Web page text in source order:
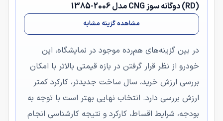
(RD) دوگانه سوز CNG مدل 2006-1385
مشاهده گزینه مشابه
در بین گزینه‌های هم‌رده موجود در نمایشگاه، این
خودرو از نظر قرار گرفتن در بازه قیمتی بالاتر با امکان
بررسی ارزش خرید، سال ساخت جدیدتر، کارکرد کمتر
ارزش بررسی دارد. انتخاب نهایی بهتر است با توجه به
بودجه، شرایط اقساط، کارکرد و نتیجه کارشناسی انجام